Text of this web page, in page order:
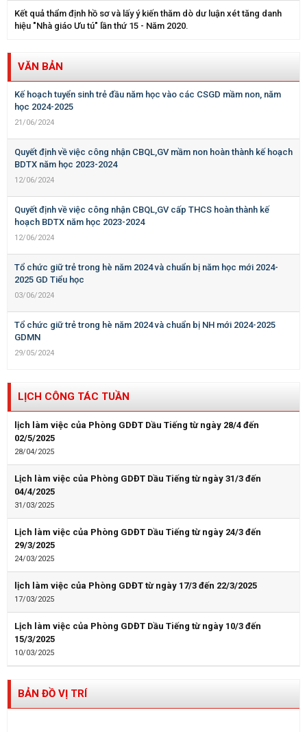
Kết quả thẩm định hồ sơ và lấy ý kiến thăm dò dư luận xét tăng danh
hiệu "Nhà giáo Ưu tú" lần thứ 15 - Năm 2020.
VĂN BẢN
Kế hoạch tuyển sinh trẻ đầu năm học vào các CSGD mầm non, năm
học 2024-2025
21/06/2024
Quyết định về việc công nhận CBQL,GV mầm non hoàn thành kế hoạch
BDTX năm học 2023-2024
12/06/2024
Quyết định về việc công nhận CBQL,GV cấp THCS hoàn thành kế
hoạch BDTX năm học 2023-2024
12/06/2024
Tổ chức giữ trẻ trong hè năm 2024 và chuẩn bị năm học mới 2024-
2025 GD Tiểu học
03/06/2024
Tổ chức giữ trẻ trong hè năm 2024 và chuẩn bị NH mới 2024-2025
GDMN
29/05/2024
LỊCH CÔNG TÁC TUẦN
lịch làm việc của Phòng GDĐT Dầu Tiếng từ ngày 28/4 đến
02/5/2025
28/04/2025
Lịch làm việc của Phòng GDĐT Dầu Tiếng từ ngày 31/3 đến
04/4/2025
31/03/2025
Lịch làm việc của Phòng GDĐT Dầu Tiếng từ ngày 24/3 đến
29/3/2025
24/03/2025
lịch làm việc của Phòng GDĐT từ ngày 17/3 đến 22/3/2025
17/03/2025
Lịch làm việc của Phòng GDĐT Dầu Tiếng từ ngày 10/3 đến
15/3/2025
10/03/2025
BẢN ĐỒ VỊ TRÍ